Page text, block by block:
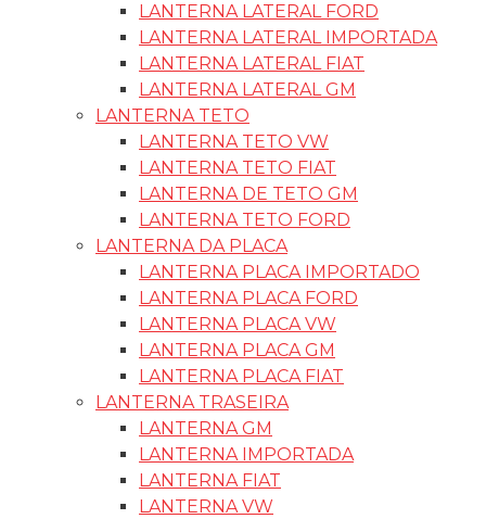
LANTERNA LATERAL FORD
LANTERNA LATERAL IMPORTADA
LANTERNA LATERAL FIAT
LANTERNA LATERAL GM
LANTERNA TETO
LANTERNA TETO VW
LANTERNA TETO FIAT
LANTERNA DE TETO GM
LANTERNA TETO FORD
LANTERNA DA PLACA
LANTERNA PLACA IMPORTADO
LANTERNA PLACA FORD
LANTERNA PLACA VW
LANTERNA PLACA GM
LANTERNA PLACA FIAT
LANTERNA TRASEIRA
LANTERNA GM
LANTERNA IMPORTADA
LANTERNA FIAT
LANTERNA VW